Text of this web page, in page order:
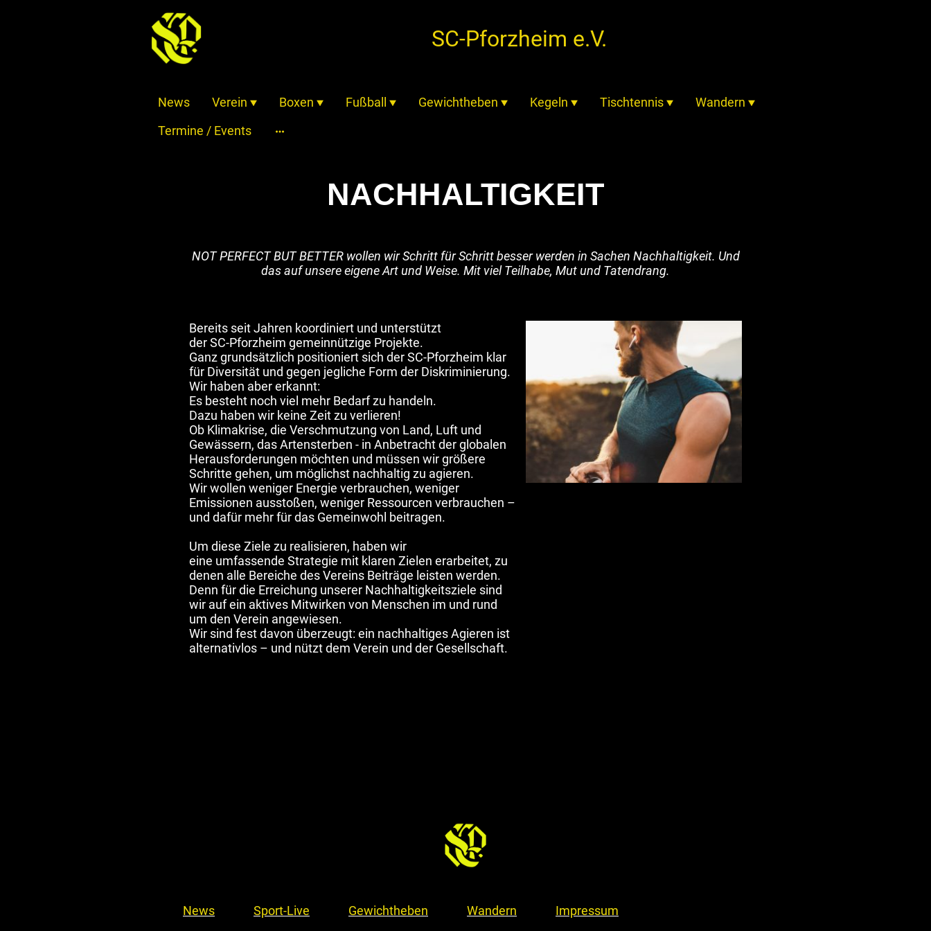
SC-Pforzheim e.V.
News Verein Boxen Fußball Gewichtheben Kegeln Tischtennis
Wandern
Termine / Events
NACHHALTIGKEIT
Bereits seit Jahren koordiniert und unterstützt
der SC-Pforzheim gemeinnützige Projekte.
Ganz grundsätzlich positioniert sich der SC-Pforzheim klar
für Diversität und gegen jegliche Form der Diskriminierung.
Wir haben aber erkannt:
Es besteht noch viel mehr Bedarf zu handeln.
Dazu haben wir keine Zeit zu verlieren!
Ob Klimakrise, die Verschmutzung von Land, Luft und
Gewässern, das Artensterben - in Anbetracht der globalen
Herausforderungen möchten und müssen wir größere
Schritte gehen, um möglichst nachhaltig zu agieren.
Wir wollen weniger Energie verbrauchen, weniger
Emissionen ausstoßen, weniger Ressourcen verbrauchen –
und dafür mehr für das Gemeinwohl beitragen.
Um diese Ziele zu realisieren, haben wir
eine umfassende Strategie mit klaren Zielen erarbeitet, zu
denen alle Bereiche des Vereins Beiträge leisten werden.
Denn für die Erreichung unserer Nachhaltigkeitsziele sind
wir auf ein aktives Mitwirken von Menschen im und rund
um den Verein angewiesen.
Wir sind fest davon überzeugt: ein nachhaltiges Agieren ist
alternativlos – und nützt dem Verein und der Gesellschaft.
NOT PERFECT BUT BETTER wollen wir Schritt für Schritt besser werden in Sachen Nachhaltigkeit. Und
das auf unsere eigene Art und Weise. Mit viel Teilhabe, Mut und Tatendrang.
News Sport-Live Gewichtheben Wandern
Impressum